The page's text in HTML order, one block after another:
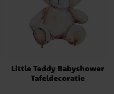
Little Teddy Babyshower
Tafeldecoratie